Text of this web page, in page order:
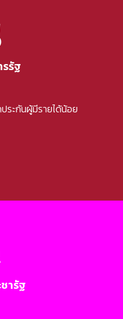
รัฐ
ระกันผู้มีรายได้น้อย
ารัฐ